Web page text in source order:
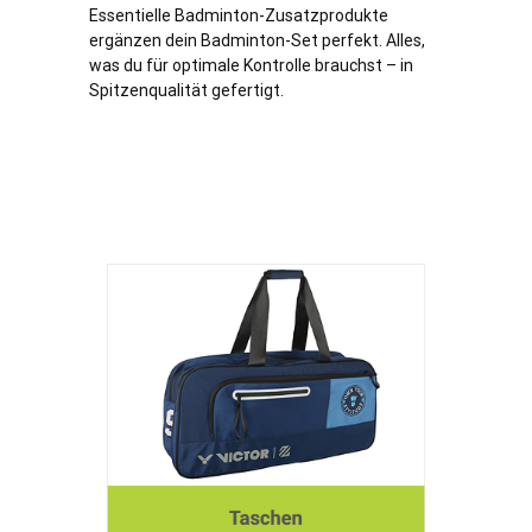
Essentielle Badminton-Zusatzprodukte
ergänzen dein Badminton-Set perfekt. Alles,
was du für optimale Kontrolle brauchst – in
Spitzenqualität gefertigt.